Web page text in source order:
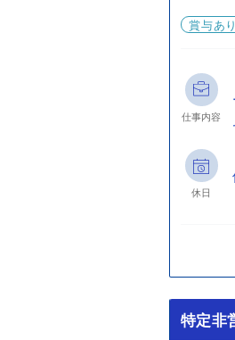
賞与あり
仕事内容
休日
特定非